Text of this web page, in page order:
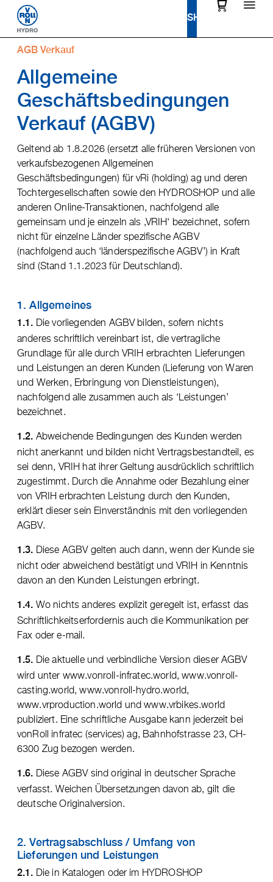
AGB Verkauf
Allgemeine
Geschäftsbedingungen
Verkauf (AGBV)
Geltend ab 1.8.2026 (ersetzt alle früheren Versionen von
verkaufsbezogenen Allgemeinen
Geschäftsbedingungen) für vRi (holding) ag und deren
Tochtergesellschaften sowie den HYDROSHOP und alle
anderen Online-Transaktionen, nachfolgend alle
gemeinsam und je einzeln als ‚VRIH‘ bezeichnet, sofern
nicht für einzelne Länder spezifische AGBV
(nachfolgend auch ‘länderspezifische AGBV’) in Kraft
sind (Stand 1.1.2023 für Deutschland).
1. Allgemeines
1.1. Die vorliegenden AGBV bilden, sofern nichts
anderes schriftlich vereinbart ist, die vertragliche
Grundlage für alle durch VRIH erbrachten Lieferungen
und Leistungen an deren Kunden (Lieferung von Waren
und Werken, Erbringung von Dienstleistungen),
nachfolgend alle zusammen auch als ‘Leistungen’
bezeichnet.
1.2. Abweichende Bedingungen des Kunden werden
nicht anerkannt und bilden nicht Vertragsbestandteil, es
sei denn, VRIH hat ihrer Geltung ausdrücklich schriftlich
zugestimmt. Durch die Annahme oder Bezahlung einer
von VRIH erbrachten Leistung durch den Kunden,
erklärt dieser sein Einverständnis mit den vorliegenden
AGBV.
1.3. Diese AGBV gelten auch dann, wenn der Kunde sie
nicht oder abweichend bestätigt und VRIH in Kenntnis
davon an den Kunden Leistungen erbringt.
1.4. Wo nichts anderes explizit geregelt ist, erfasst das
Schriftlichkeitserfordernis auch die Kommunikation per
Fax oder e-mail.
1.5. Die aktuelle und verbindliche Version dieser AGBV
wird unter www.vonroll-infratec.world, www.vonroll-
casting.world, www.vonroll-hydro.world,
www.vrproduction.world und www.vrbikes.world
publiziert. Eine schriftliche Ausgabe kann jederzeit bei
vonRoll infratec (services) ag, Bahnhofstrasse 23, CH-
6300 Zug bezogen werden.
1.6. Diese AGBV sind original in deutscher Sprache
verfasst. Weichen Übersetzungen davon ab, gilt die
deutsche Originalversion.
2. Vertragsabschluss / Umfang von
Lieferungen und Leistungen
2.1. Die in Katalogen oder im HYDROSHOP